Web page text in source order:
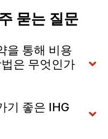
묻는 질문
을 통해 비용
은 무엇인가
기 좋은 IHG